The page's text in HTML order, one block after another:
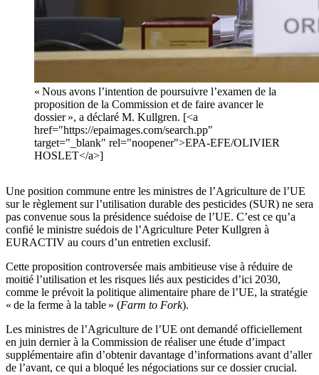
« Nous avons l’intention de poursuivre l’examen de la
proposition de la Commission et de faire avancer le
dossier », a déclaré M. Kullgren. [<a
href="https://epaimages.com/search.pp"
target="_blank" rel="noopener">EPA-EFE/OLIVIER
HOSLET</a>]
Une position commune entre les ministres de l’Agriculture de l’UE
sur le règlement sur l’utilisation durable des pesticides (SUR) ne sera
pas convenue sous la présidence suédoise de l’UE. C’est ce qu’a
confié le ministre suédois de l’Agriculture Peter Kullgren à
EURACTIV au cours d’un entretien exclusif.
Cette proposition controversée mais ambitieuse vise à réduire de
moitié l’utilisation et les risques liés aux pesticides d’ici 2030,
comme le prévoit la politique alimentaire phare de l’UE, la stratégie
« de la ferme à la table » (Farm to Fork).
Les ministres de l’Agriculture de l’UE ont demandé officiellement
en juin dernier à la Commission de réaliser une étude d’impact
supplémentaire afin d’obtenir davantage d’informations avant d’aller
de l’avant, ce qui a bloqué les négociations sur ce dossier crucial.